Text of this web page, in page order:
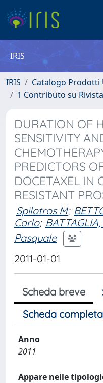
IRIS
IRIS
Catalogo Prodotti
1 Contributo su Rivista
DURATION OF
SENSITIVITY
PREDICTORS
DOCETAXEL IN
RESISTANT
Spilotros M;
Carlo;
Pasquale
2011-01-01
Scheda breve
Scheda
Anno
2011
Appare nelle